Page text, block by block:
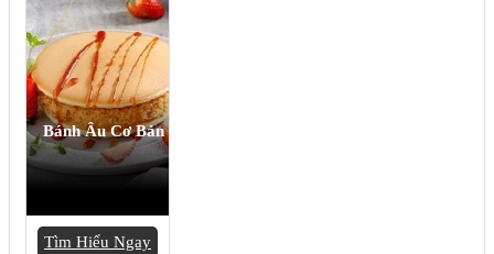
Bánh Âu Cơ Bản
Tìm Hiểu Ngay